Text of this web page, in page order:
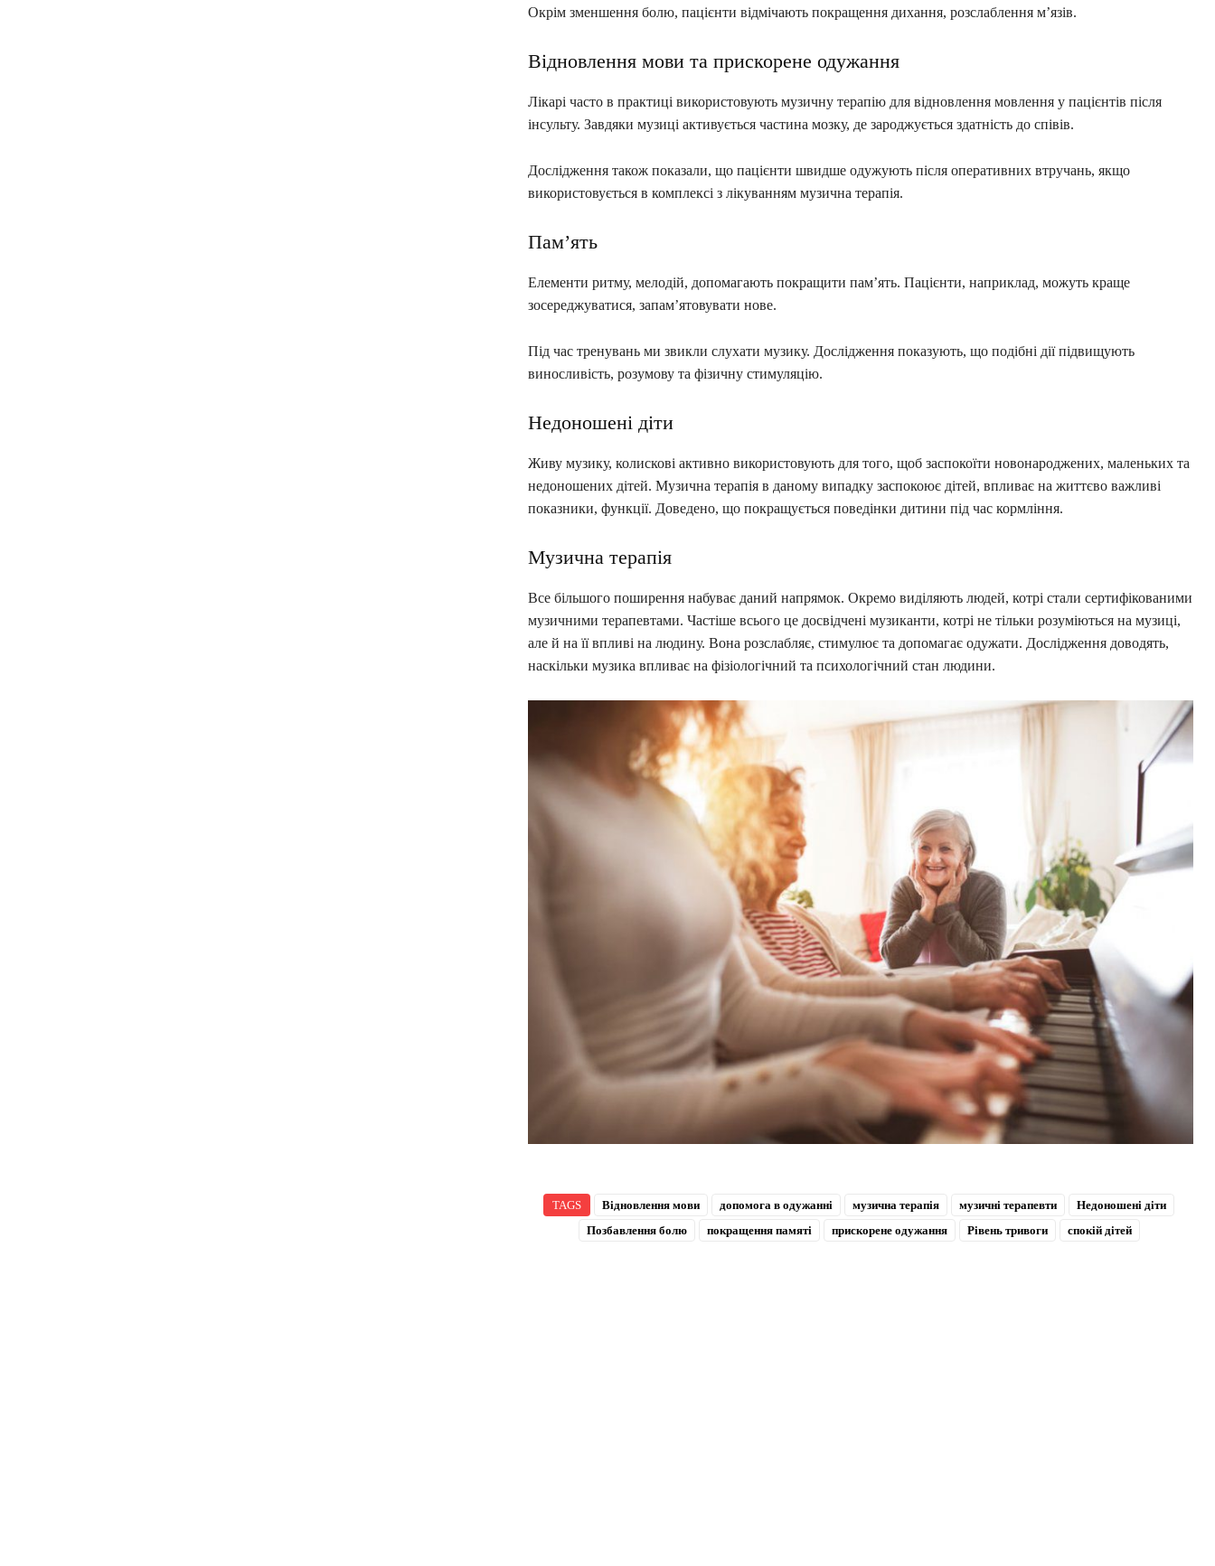
Окрім зменшення болю, пацієнти відмічають покращення дихання, розслаблення м’язів.
Відновлення мови та прискорене одужання
Лікарі часто в практиці використовують музичну терапію для відновлення мовлення у пацієнтів після
інсульту. Завдяки музиці активується частина мозку, де зароджується здатність до співів.
Дослідження також показали, що пацієнти швидше одужують після оперативних втручань, якщо
використовується в комплексі з лікуванням музична терапія.
Пам’ять
Елементи ритму, мелодій, допомагають покращити пам’ять. Пацієнти, наприклад, можуть краще
зосереджуватися, запам’ятовувати нове.
Під час тренувань ми звикли слухати музику. Дослідження показують, що подібні дії підвищують
виносливість, розумову та фізичну стимуляцію.
Недоношені діти
Живу музику, колискові активно використовують для того, щоб заспокоїти новонароджених, маленьких та
недоношених дітей. Музична терапія в даному випадку заспокоює дітей, впливає на життєво важливі
показники, функції. Доведено, що покращується поведінки дитини під час кормління.
Музична терапія
Все більшого поширення набуває даний напрямок. Окремо виділяють людей, котрі стали сертифікованими
музичними терапевтами. Частіше всього це досвідчені музиканти, котрі не тільки розуміються на музиці,
але й на її впливі на людину. Вона розслабляє, стимулює та допомагає одужати. Дослідження доводять,
наскільки музика впливає на фізіологічний та психологічний стан людини.
TAGS Відновлення мови допомога в одужанні музична терапія музичні терапевти
Недоношені діти
Позбавлення болю
покращення памяті прискорене одужання Рівень тривоги спокій дітей